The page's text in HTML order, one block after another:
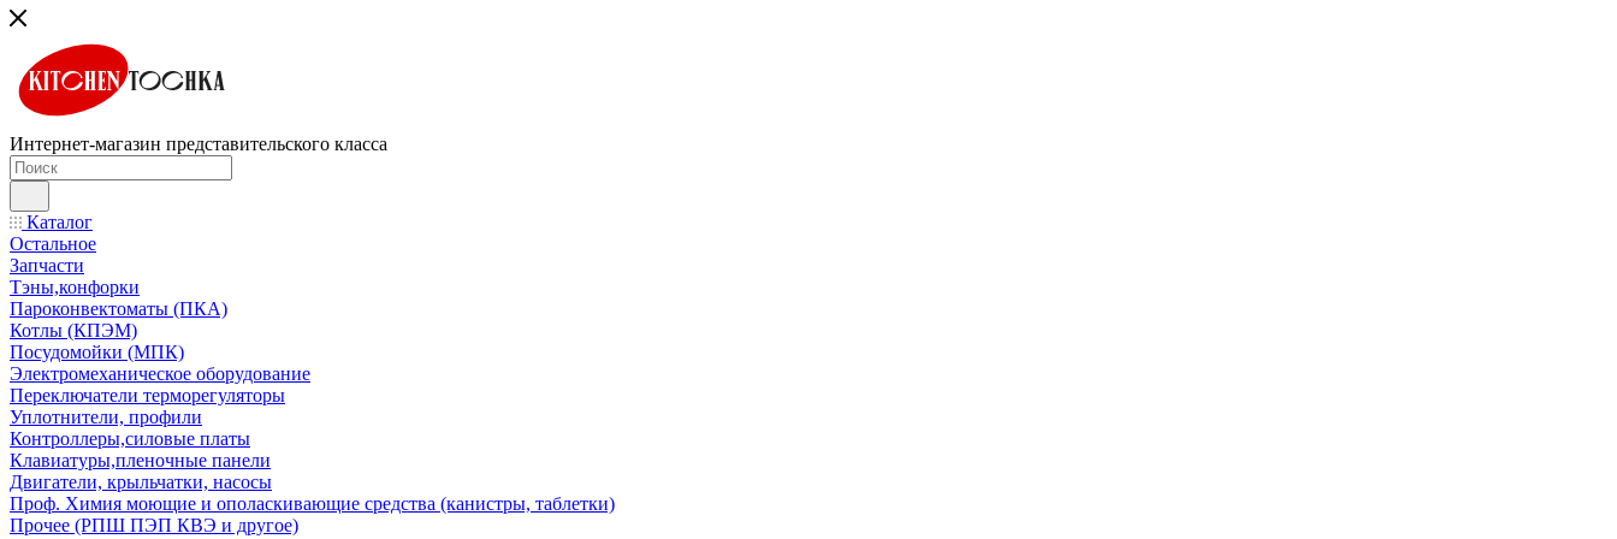
Интернет-магазин представительского класса
Каталог
Остальное
Запчасти
Тэны,конфорки
Пароконвектоматы (ПКА)
Котлы (КПЭМ)
Посудомойки (МПК)
Электромеханическое оборудование
Переключатели терморегуляторы
Уплотнители, профили
Контроллеры,силовые платы
Клавиатуры,пленочные панели
Двигатели, крыльчатки, насосы
Проф. Химия моющие и ополаскивающие средства (канистры, таблетки)
Прочее (РПШ ПЭП КВЭ и другое)